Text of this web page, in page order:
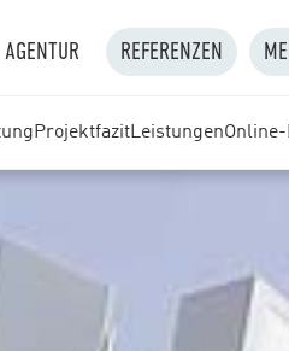
AGENTUR REFERENZEN
ProjektfazitLeistungen